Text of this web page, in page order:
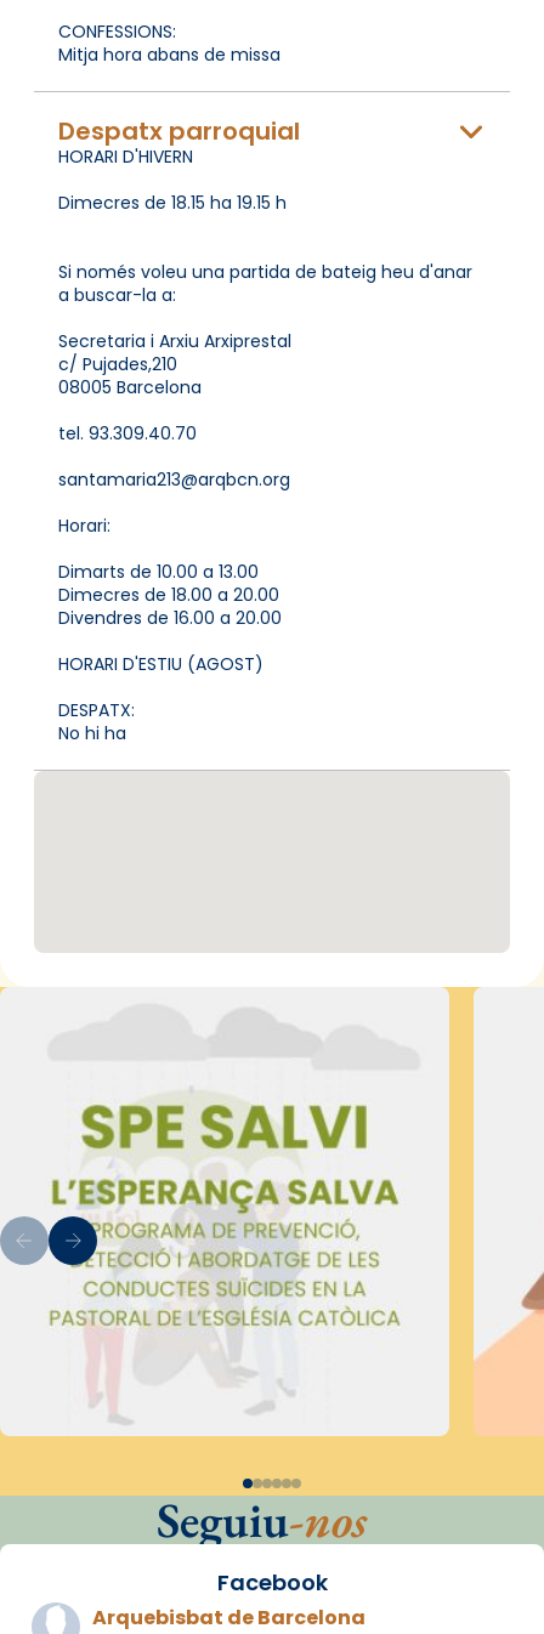
CONFESSIONS:
Mitja hora abans de missa
Despatx parroquial
HORARI D'HIVERN
Dimecres de 18.15 ha 19.15 h
Si només voleu una partida de bateig heu d'anar
a buscar-la a:
Secretaria i Arxiu Arxiprestal
c/ Pujades,210
08005 Barcelona
tel. 93.309.40.70
santamaria213@arqbcn.org
Horari:
Dimarts de 10.00 a 13.00
Dimecres de 18.00 a 20.00
Divendres de 16.00 a 20.00
HORARI D'ESTIU (AGOST)
DESPATX:
No hi ha
Seguiu-nos
Facebook
Arquebisbat de Barcelona